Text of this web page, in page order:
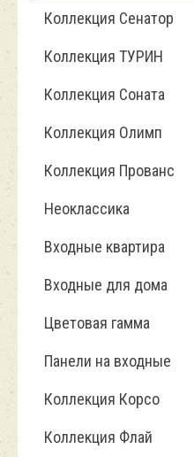
Коллекция Сенатор
Коллекция ТУРИН
Коллекция Соната
Коллекция Олимп
Коллекция Прованс
Неоклассика
Входные квартира
Входные для дома
Цветовая гамма
Панели на входные
Коллекция Корсо
Коллекция Флай